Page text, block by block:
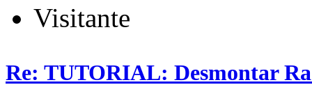
Visitante
Re: TUTORIAL: Desmontar